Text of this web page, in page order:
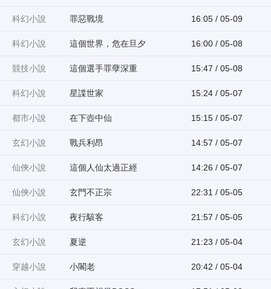
科幻小說 罪惡戰境 16:05 / 05-09
科幻小說 這個世界，危在旦夕 16:00 / 05-08
競技小說 這個選手罪孽深重 15:47 / 05-08
科幻小說 星諜世家 15:24 / 05-07
都市小說 在下壺中仙 15:15 / 05-07
玄幻小說 戰兵利昂 14:57 / 05-07
仙俠小說 這個人仙太過正經 14:26 / 05-07
仙俠小說 玄門不正宗 22:31 / 05-05
科幻小說 夜行駭客 21:57 / 05-05
玄幻小說 夏逆 21:23 / 05-04
穿越小說 小閣老 20:42 / 05-04